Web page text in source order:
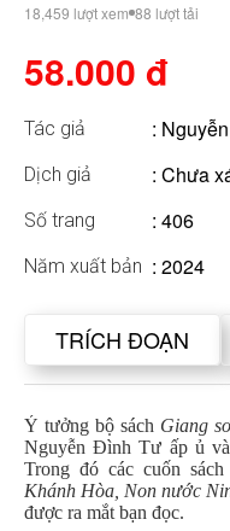
18,459 lượt xem 88 lượt tải
58.000 đ
Tác giả :
Dịch giả : Chưa
Số trang : 406
Năm xuất bản : 2024
TRÍCH ĐOẠN
Ý tưởng bộ sách Giang
Nguyễn Đình Tư ấp ủ
Trong đó các cuốn sách
Khánh Hòa, Non nước
được ra mắt bạn đọc.